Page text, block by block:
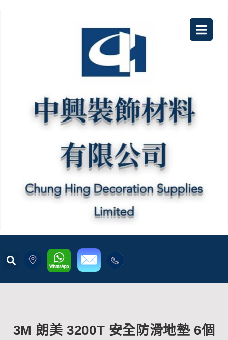
3M 朗美 3200T 安全防滑地墊 6個